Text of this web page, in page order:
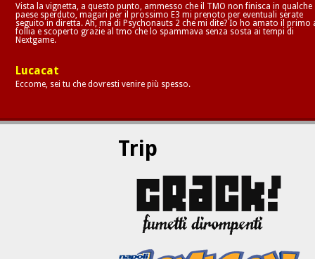
Vista la vignetta, a questo punto, ammesso che il TMO non finisca in qualche
paese sperduto, magari per il prossimo E3 mi prenoto per eventuali serate
seguito in diretta. Ah, ma di Psychonauts 2 che mi dite? Io ho amato il primo
follia e scoperto grazie al tmo che lo spammava senza sosta ai tempi di
Nextgame.
Lucacat
Eccome, sei tu che dovresti venire più spesso.
Trip